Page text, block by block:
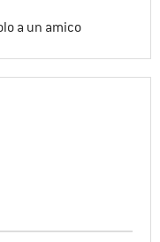
a un amico